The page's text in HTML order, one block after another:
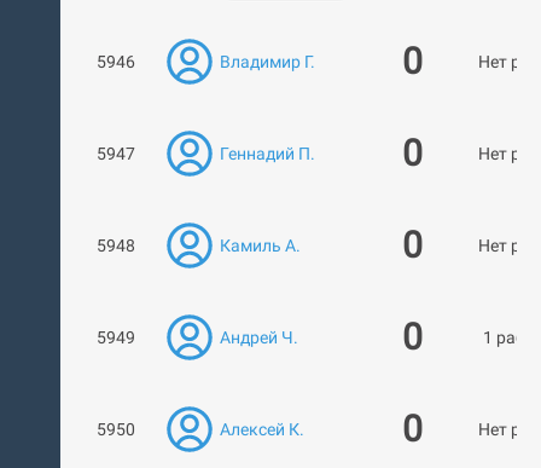
5946 Владимир Г. 0 Нет
5947 Геннадий П. 0 Нет
5948 Камиль А. 0 Нет
5949 Андрей Ч. 0 1
5950 Алексей К. 0 Нет